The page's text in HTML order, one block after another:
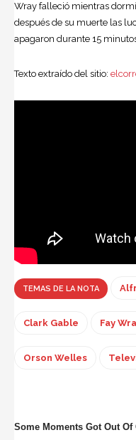
Wray falleció mientras
después de su muerte las
apagaron durante 15
Texto extraído del sitio:
TEMAS DE LA NOTA
Clark Gable Fay
Orson Welles